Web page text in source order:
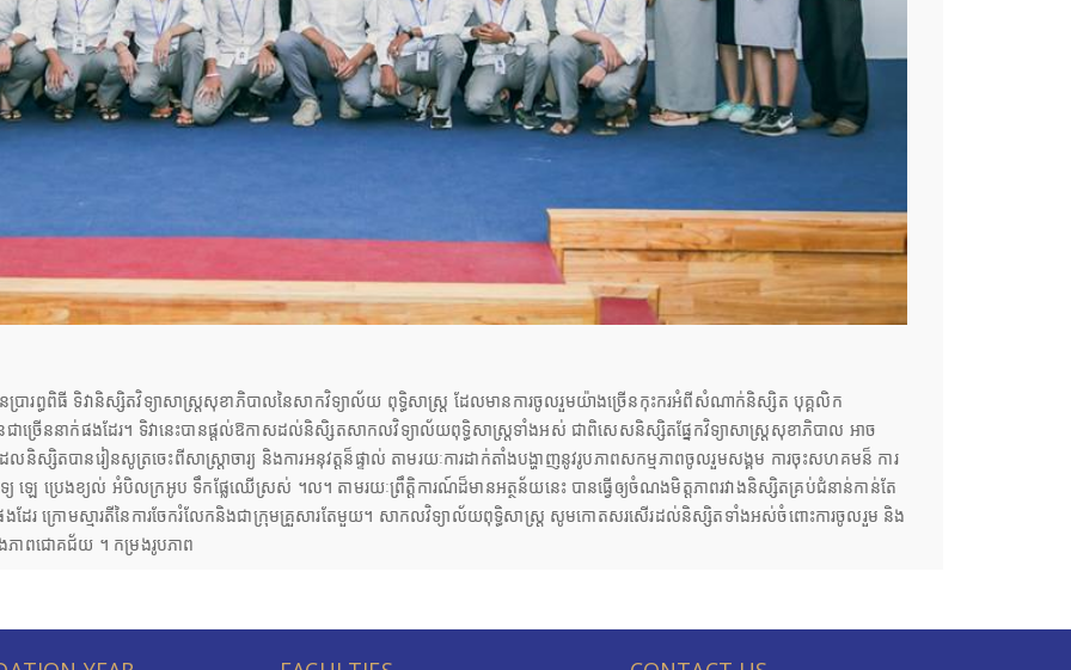
រារព្ធពិធី ទិវានិស្សិតវិទ្យាសាស្រ្តសុខាភិបាលនៃសាកវិទ្យាល័យ ពុទ្ធិសាស្ត្រ ដែលមានការចូលរួមយ៉ាងច្រើនកុះករអំពីសំណាក់និស្សិត បុគ្គលិក
ាច្រើននាក់ផងដែរ។ ទិវានេះបានផ្តល់ឱកាសដល់​និសិ្សតសាកលវិទ្យាល័យពុទ្ធិសាស្ត្រទាំងអស់ ជាពិសេសនិស្សិតផ្នែកវិទ្យាសាស្ត្រសុខាភិបាល អាច
ស្សិតបានរៀនសូត្រចេះពីសាស្ត្រាចារ្យ និងការអនុវត្តន៏ផ្ទាល់ តាមរយៈ​ការដាក់តាំងបង្ហាញនូវរូបភាពសកម្មភាពចូលរួមសង្គម ការចុះសហគមន៏ ការ
ឡេ ប្រេងខ្យល់ អំបិលក្រអូប ទឹកផ្លែឈើស្រស់ ។ល។ តាមរយៈព្រឹត្តិការណ៍ដ៏មានអត្ថន័យនេះ បានធ្វើឲ្យចំណងមិត្តភាពរវាងនិស្សិតគ្រប់ជំនាន់កាន់តែ
ងដែរ ក្រោមស្មារតីនៃការចែករំលែក​និងជាក្រុមគ្រួសារតែមួយ។ សាកលវិទ្យាល័យពុទ្ធិសាស្ត្រ សូមកោតសរសើរដល់និស្សិតទាំងអស់ចំពោះការចូលរួម និង
ភាពជោគជ័យ ។ កម្រងរូបភាព